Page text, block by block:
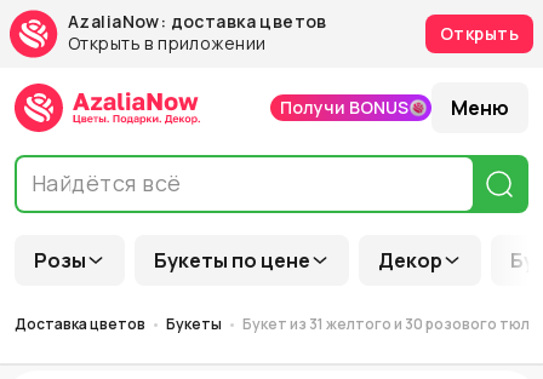
AzaliaNow: доставка цветов
Открыть в приложении
Открыть
Розы Букеты по цене Декор
Получи BONUS Меню
Доставка цветов Букеты Букет из 31 желтого и 30 розового